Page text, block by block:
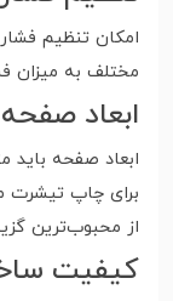
امکان تنظیم
مختلف به میزان
ابعاد
ابعاد صفحه
از محبوب‌ترین
کیفیت